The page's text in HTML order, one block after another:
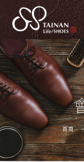
會務人員
廠商簡介
公會介紹
公會會員
鞋展資訊
最新公告
首頁